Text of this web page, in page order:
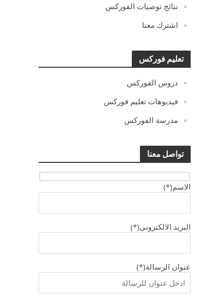
نتائج توصيات الفوركس
اشترك معنا
تعليم فوركس
دروس الفوركس
فيديوهات تعليم فوركس
مدرسة الفوركس
تواصل معنا
الاسم(*)
البريد الالكترونى(*)
عنوان الرسالة(*)